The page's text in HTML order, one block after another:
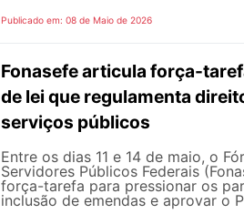
Publicado em: 08 de Maio de 2026
Fonasefe articula força-
de lei que regulamenta
serviços públicos
Entre os dias 11 e 14 de maio, o
Servidores Públicos Federais
força-tarefa para pressionar os
inclusão de emendas e aprovar o